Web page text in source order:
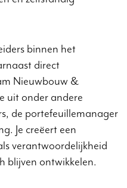
binnen het
direct
Nieuwbouw &
uit onder andere
de portefeuillemanager
Je creëert een
verantwoordelijkheid
blijven ontwikkelen.